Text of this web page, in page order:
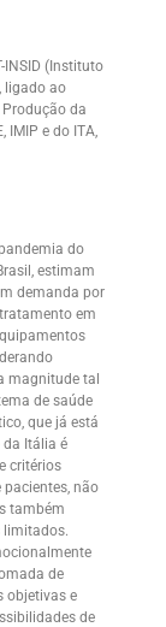
INSID (Instituto
ligado ao
da
IMIP e do ITA,
do
estimam
demanda por
em
magnitude tal
de saúde
que já está
Itália é
critérios
não
também
limitados.
de
objetivas e
de